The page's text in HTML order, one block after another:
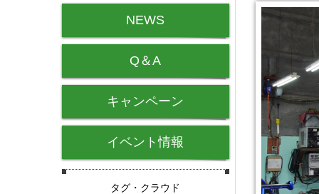
NEWS
Q＆A
キャンペーン
イベント情報
タグ・クラウド